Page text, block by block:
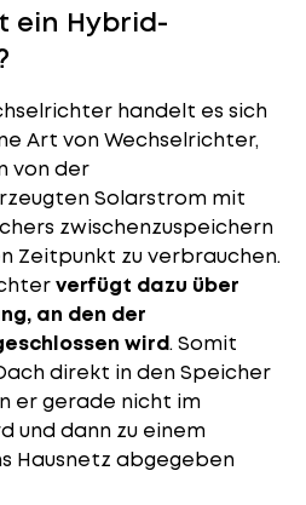
ein Hybrid-
handelt es sich
Art vonWechselrichter,
von der
Solarstrom mit
zwischenzuspeichern
Zeitpunkt zu verbrauchen.
verfügt dazu über
an den der
wird. Somit
direkt in den Speicher
er gerade nicht im
und dann zu einem
Hausnetz abgegeben